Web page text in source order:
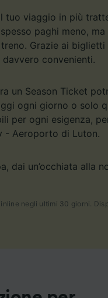
tuo viaggio in più
paghi meno, ma
Grazie ai biglietti
convenienti.
un Season Ticket
ogni giorno o solo
per ogni esigenza,
- Aeroporto di Luton.
dai un’occhiata alla
negli ultimi 30 giorni.